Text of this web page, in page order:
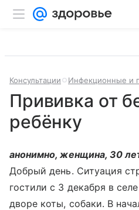
Консультации Инфекционные и
Прививка от
ребёнку
анонимно, женщина, 30
Добрый день. Ситуация
гостили с 3 декабря в
дворе коты, собаки. В